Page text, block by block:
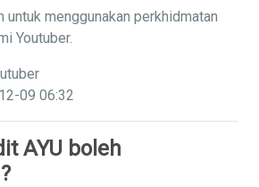
untuk menggunakan perkhidmatan
Youtuber.
09 06:32
AYU boleh